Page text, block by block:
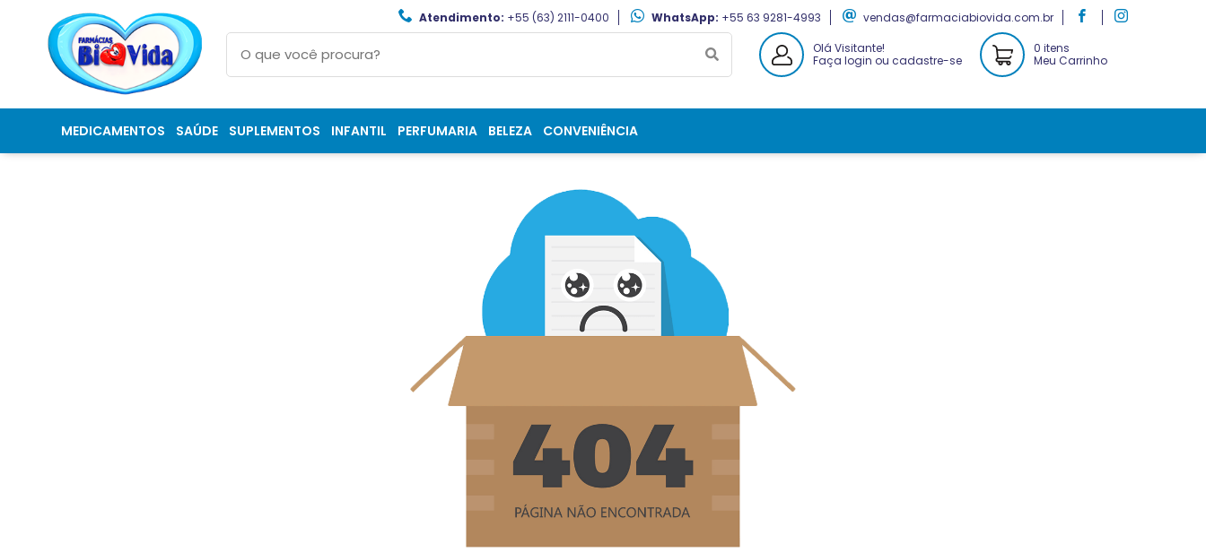
Atendimento: +55 (63) 2111-0400 WhatsApp: +55 63 9281-4993
vendas@farmaciabiovida.com.br
Olá Visitante!
Faça login ou cadastre-se
0 itens
Meu Carrinho
MEDICAMENTOS SAÚDE SUPLEMENTOS INFANTIL PERFUMARIA BELEZA CONVENIÊNCIA